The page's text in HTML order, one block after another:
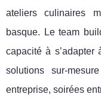
ateliers culinaires
basque. Le team
capacité à s’adapter
solutions sur-
entreprise, soirées